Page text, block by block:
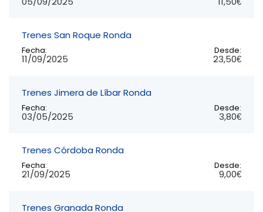
Trenes San Roque Ronda
Fecha:
11/09/2025
Desde:
23,50€
Trenes Jimera de Líbar Ronda
Fecha:
03/05/2025
Desde:
3,80€
Trenes Córdoba Ronda
Fecha:
21/09/2025
Desde:
9,00€
Trenes Granada Ronda